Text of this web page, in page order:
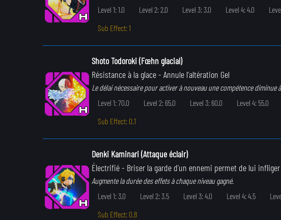
Level 1: 1.0
Level 2: 2.0 Level 3: 3.0 Level 4: 4.0
Sub Effect: 1
Shoto Todoroki (Fœhn glacial)
Résistance à la glace- Annule l'altération Gel
Le délai nécessaire pour activer à nouveau une compétence diminue
Level 1: 70.0
Level 2: 65.0 Level 3: 60.0 Level 4: 55.0
Sub Effect: 0.1
Denki Kaminari (Attaque éclair)
Électrifié- Briser la garde d'un ennemi permet de lui
Augmente la durée des effets à chaque niveau gagné.
Level 1: 3.0
Level 2: 3.5 Level 3: 4.0 Level 4: 4.5
Sub Effect: 0.8